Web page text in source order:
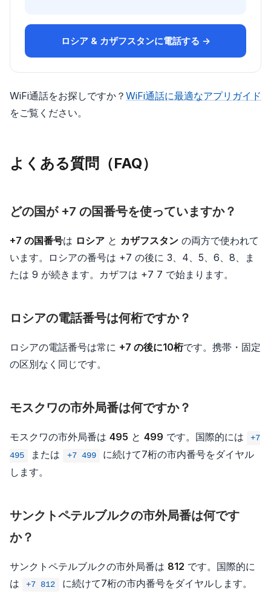
ロシア & カザフスタンに電話する →
WiFi通話をお探しですか？ WiFi通話に最適なアプリガイド
をご覧ください。
よくある質問（FAQ）
どの国が +7 の国番号を使っていますか？
+7 の国番号は ロシア と カザフスタン の両方で使われて
います。ロシアの番号は +7 の後に 3、4、5、6、8、ま
たは 9 が続きます。カザフは +7 7 で始まります。
ロシアの電話番号は何桁ですか？
ロシアの電話番号は常に +7 の後に10桁です。携帯・固定
の区別なく同じです。
モスクワの市外局番は何ですか？
モスクワの市外局番は 495 と 499 です。国際的には
+7
495
または +7 499
に続けて7桁の市内番号をダイヤル
します。
サンクトペテルブルクの市外局番は何です
か？
サンクトペテルブルクの市外局番は 812 です。国際的に
は
+7 812 に続けて7桁の市内番号をダイヤルします。